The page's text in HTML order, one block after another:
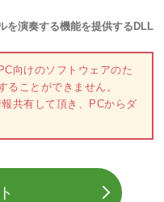
を演奏する機能を提供するDLL
向けのソフトウェアのた
ることができません。
共有して頂き、PCからダ